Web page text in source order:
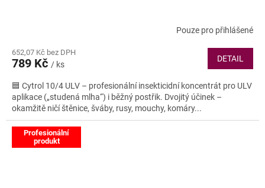
Pouze pro přihlášené
652,07 Kč bez DPH
789 Kč / ks
DETAIL
🟦 Cytrol 10/4 ULV – profesionální insekticidní koncentrát pro ULV
aplikace („studená mlha“) i běžný postřik. Dvojitý účinek –
okamžitě ničí štěnice, šváby, rusy, mouchy, komáry...
Profesionální
produkt